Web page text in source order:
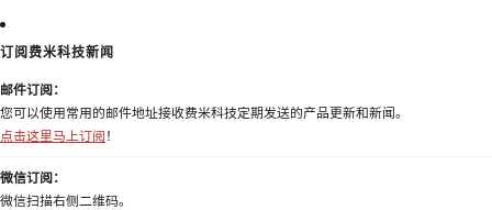
订阅费米科技新闻
邮件订阅：
您可以使用常用的邮件地址接收费米科技定期发送的产品更新和新闻。
点击这里马上订阅 ！
微信订阅：
微信扫描右侧二维码。